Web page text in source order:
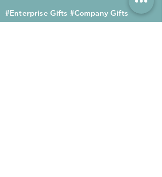
#Enterprise Gifts #Company Gifts
#Environmental Gifts